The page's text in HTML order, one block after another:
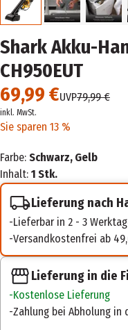
Shark Akku-
CH950EUT
69,99 €UVP79,99 €
inkl. MwSt.
Sie sparen 13 %
Farbe: Schwarz, Gelb
Inhalt: 1 Stk.
Lieferung nach
Lieferbar in 2 - 3
Versandkostenfrei ab
Lieferung in die
Kostenlose Lieferung
Zahlung bei Abholung in